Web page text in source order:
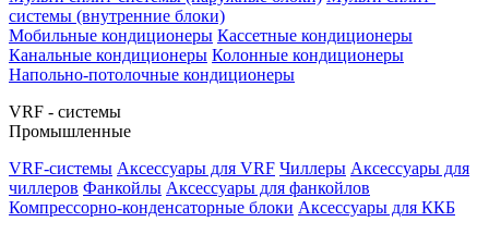
системы (внутренние блоки)
Мобильные кондиционеры Кассетные кондиционеры
Канальные кондиционеры Колонные кондиционеры
Напольно-потолочные кондиционеры
VRF - системы
Промышленные
VRF-системы Аксессуары для VRF Чиллеры Аксессуары для
чиллеров Фанкойлы Аксессуары для фанкойлов
Компрессорно-конденсаторные блоки Аксессуары для ККБ